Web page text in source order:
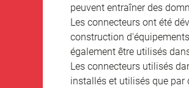
peuvent entraîner des
Les connecteurs ont été
construction
également être utilisés
Les connecteurs utilisés
installés et utilisés que par